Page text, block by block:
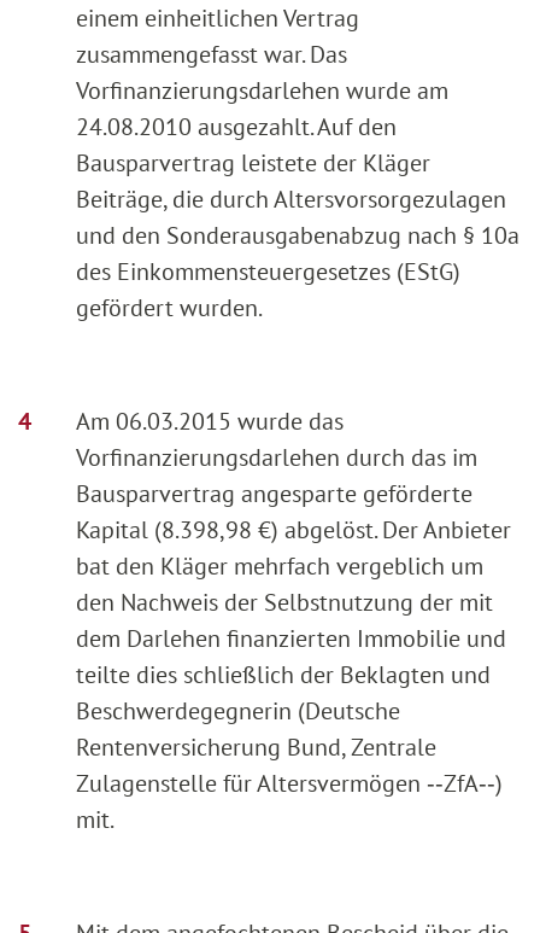
einem einheitlichen Vertrag
zusammengefasst war. Das
Vorfinanzierungsdarlehen wurde am
24.08.2010 ausgezahlt. Auf den
Bausparvertrag leistete der Kläger
Beiträge, die durch Altersvorsorgezulagen
und den Sonderausgabenabzug nach § 10a
des Einkommensteuergesetzes (EStG)
gefördert wurden.
Am 06.03.2015 wurde das
Vorfinanzierungsdarlehen durch das im
Bausparvertrag angesparte geförderte
Kapital (8.398,98 €) abgelöst. Der Anbieter
bat den Kläger mehrfach vergeblich um
den Nachweis der Selbstnutzung der mit
dem Darlehen finanzierten Immobilie und
teilte dies schließlich der Beklagten und
Beschwerdegegnerin (Deutsche
Rentenversicherung Bund, Zentrale
Zulagenstelle für Altersvermögen ‑‑ZfA‑‑)
mit.